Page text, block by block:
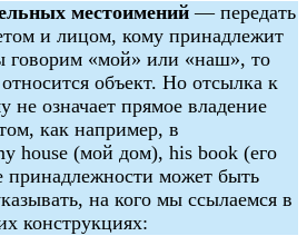
местоимений— передать
и лицом, кому принадлежит
говорим «мой» или «наш», то
объект. Но отсылка к
не означает прямое владение
как например, в
house (мой дом), his book (его
принадлежности может быть
на кого мы ссылаемся в
конструкциях: